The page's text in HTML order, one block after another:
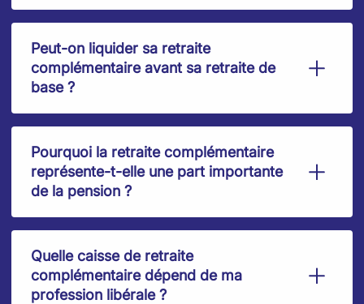
Peut-on liquider sa retraite
complémentaire avant sa retraite de
base ?
Pourquoi la retraite complémentaire
représente-t-elle une part importante
de la pension ?
Quelle caisse de retraite
complémentaire dépend de ma
profession libérale ?